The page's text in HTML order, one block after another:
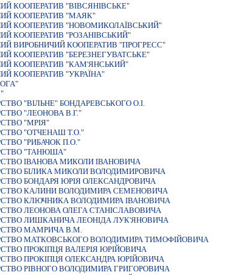
КООПЕРАТИВ "ВIВСЯНIВСЬКЕ"
КООПЕРАТИВ "МАЯК"
КООПЕРАТИВ "НОВОМИКОЛАЇВСЬКИЙ"
КООПЕРАТИВ "РОЗАНIВСЬКИЙ"
ВИРОБНИЧИЙ КООПЕРАТИВ "ПРОГРЕСС"
КООПЕРАТИВ "БЕРЕЗНЕГУВАТСЬКЕ"
КООПЕРАТИВ "КАМ'ЯНСЬКИЙ"
КООПЕРАТИВ "УКРАЇНА"
"ВIЛЬНЕ" БОНДАРЕВСЬКОГО О.I.
"ЛЕОНОВА В.Г."
"МРIЯ"
"ОТЧЕНАШ Т.О."
"РИБАЧОК П.О."
"ТАНЮША"
IВАНОВА МИКОЛИ IВАНОВИЧА
БIЛИКА МИКОЛИ ВОЛОДИМИРОВИЧА
БОНДАРЯ ЮРIЯ ОЛЕКСАНДРОВИЧА
КАЛИНИ ВОЛОДИМИРА СЕМЕНОВИЧА
КЛЮЧНИКА ВОЛОДИМИРА IВАНОВИЧА
ЛЕОНОВА ОЛЕГА СТАНIСЛАВОВИЧА
ЛИШКАНИЧА ЛЕОНIДА ЛУК'ЯНОВИЧА
МАМРИЧА В.М.
МАТКОВСЬКОГО ВОЛОДИМИРА ТИМОФIЙОВИЧА
ПРОКIПЦЯ ВАЛЕРIЯ ЮРIЙОВИЧА
ПРОКIПЦЯ ОЛЕКСАНДРА ЮРIЙОВИЧА
РIВНОГО ВОЛОДИМИРА ГРИГОРОВИЧА